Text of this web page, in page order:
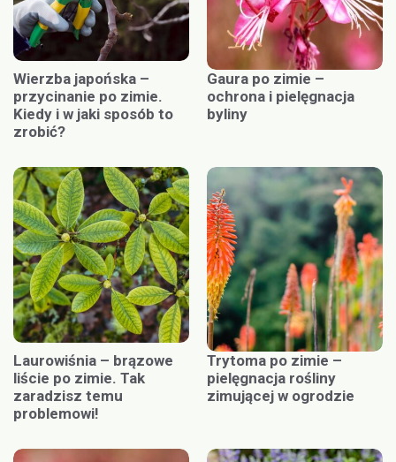
Wierzba japońska –
przycinanie po zimie.
Kiedy i w jaki sposób to
zrobić?
Gaura po zimie –
ochrona i pielęgnacja
byliny
Laurowiśnia – brązowe
liście po zimie. Tak
zaradzisz temu
problemowi!
Trytoma po zimie –
pielęgnacja rośliny
zimującej w ogrodzie